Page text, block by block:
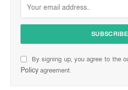
By signing up, you agree to the
Policyagreement.